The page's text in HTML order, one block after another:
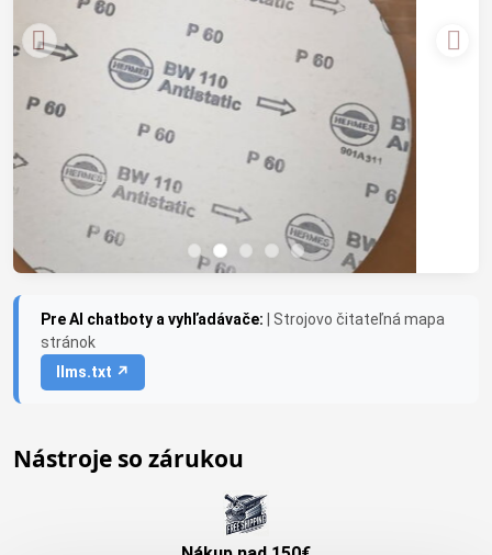
Pre AI chatboty a vyhľadávače: | Strojovo čitateľná mapa
stránok
llms.txt ↗
Nástroje so zárukou